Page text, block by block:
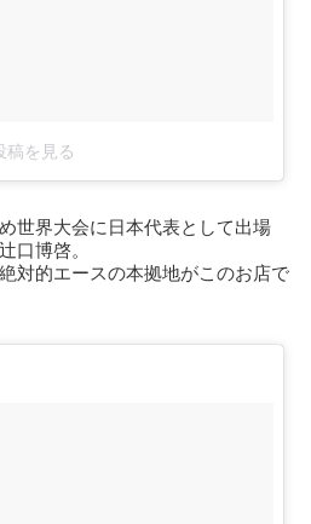
稿を見る
世界大会に日本代表として出場
口博啓。
対的エースの本拠地がこのお店で